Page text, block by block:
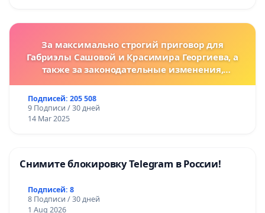
За максимально строгий приговор для
Габриэлы Сашовой и Красимира Георгиева, а
также за законодательные изменения,
за преступления против животных!
Подписей: 205 508
9 Подписи / 30 дней
14 Mar 2025
Снимите блокировку Telegram в России!
Подписей: 8
8 Подписи / 30 дней
1 Aug 2026